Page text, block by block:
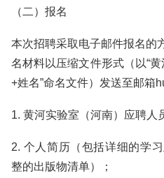
（二）报名
本次招聘采取电子邮件报名的
名材料以压缩文件形式（以“
+姓名”命名文件）发送至邮箱
1. 黄河实验室（河南）应聘人
2. 个人简历（包括详细的学
整的出版物清单）；